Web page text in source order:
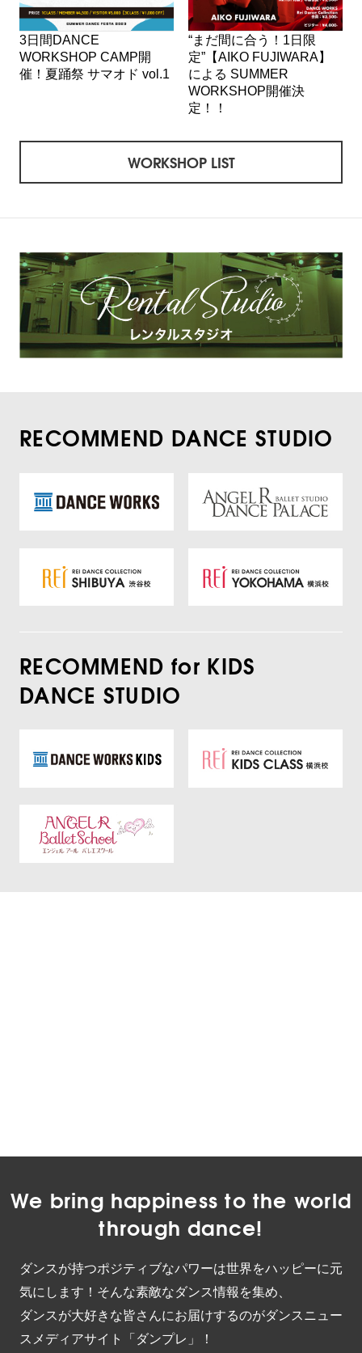
3日間DANCE
WORKSHOP CAMP開
催！夏踊祭 サマオド vol.1
“まだ間に合う！1日限
定”【AIKO FUJIWARA】
による SUMMER
WORKSHOP開催決
定！！
WORKSHOP LIST
RECOMMEND DANCE STUDIO
RECOMMEND for KIDS
DANCE STUDIO
We bring happiness to the world
through dance!
ダンスが持つポジティブなパワーは世界をハッピーに元
気にします！そんな素敵なダンス情報を集め、
ダンスが大好きな皆さんにお届けするのがダンスニュー
スメディアサイト「ダンプレ」！